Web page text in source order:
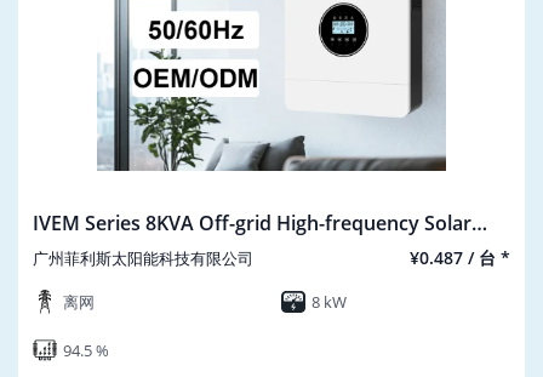
IVEM Series 8KVA Off-grid High-frequency Solar
Inverter
广州菲利斯太阳能科技有限公司 ¥0.487 / 台 *
离网 8 kW
94.5 %